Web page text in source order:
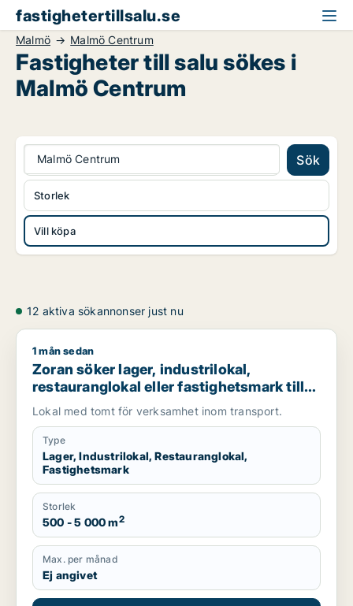
fastighetertillsalu.se
Malmö Malmö Centrum
Fastigheter till salu sökes i
Malmö Centrum
Malmö Centrum Sök
Vill köpa
Storlek
12 aktiva sökannonser just nu
Zoran söker lager, industrilokal, restauranglokal eller
1 mån sedan
Zoran söker lager, industrilokal,
restauranglokal eller fastighetsmark till
salu i Malmö
Lokal med tomt för verksamhet inom transport.
Type
Lager, Industrilokal, Restauranglokal,
Fastighetsmark
Storlek
500 - 5 000 m2
Max. per månad
Ej angivet